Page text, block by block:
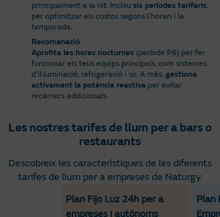
principalment a la nit. Inclou sis períodes tarifaris,
per optimitzar els costos segons l'horari i la
temporada.
Recomanació
Aprofita les hores nocturnes (període P6) per fer
funcionar els teus equips principals, com sistemes
d'il·luminació, refrigeració i so. A més, gestiona
activament la potència reactiva per evitar
recàrrecs addicionals.
Les nostres tarifes de llum per a bars o
restaurants
Descobreix les característiques de les diferents
tarifes de llum per a empreses de Naturgy.
Criteris de comparacióPlan Fijo Luz 24h per a
empreses i autònoms
Plan